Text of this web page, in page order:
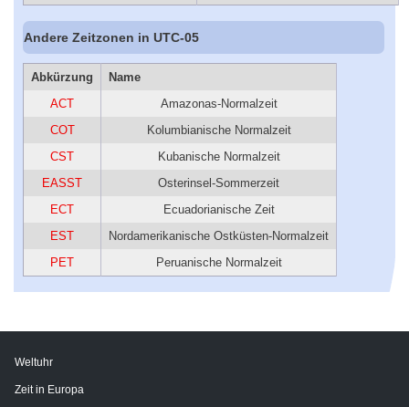
Andere Zeitzonen in UTC-05
Abkürzung
Name
ACT
Amazonas-Normalzeit
COT
Kolumbianische Normalzeit
CST
Kubanische Normalzeit
EASST
Osterinsel-Sommerzeit
ECT
Ecuadorianische Zeit
EST
Nordamerikanische Ostküsten-Normalzeit
PET
Peruanische Normalzeit
Weltuhr
Zeit in Europa